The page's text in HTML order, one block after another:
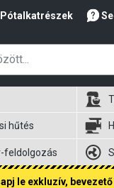
Pótalkatrészek
hűtés
feldolgozás
le exkluzív,